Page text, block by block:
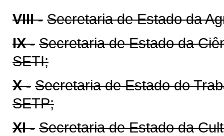
VIII - Secretaria de Estado da
IX - Secretaria de Estado da
SETI;
X - Secretaria de Estado do
SETP;
XI - Secretaria de Estado da